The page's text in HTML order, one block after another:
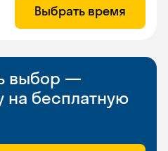
Выбрать время
выбор —
на бесплатную